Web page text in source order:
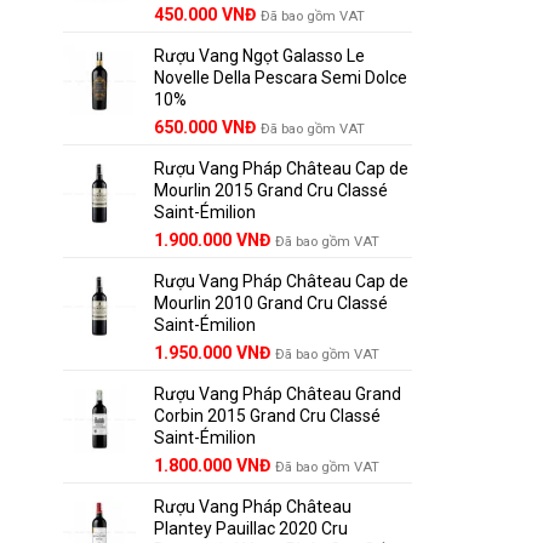
450.000 VNĐ Đã bao gồm VAT
Rượu Vang Ngọt Galasso Le
Novelle Della Pescara Semi Dolce
10%
650.000 VNĐ Đã bao gồm VAT
Rượu Vang Pháp Château Cap de
Mourlin 2015 Grand Cru Classé
Saint-Émilion
Giá
là:
2.800.000 VNĐ.
1.900.000 VNĐGiá
tại
là:
Đã bao gồm VAT
Rượu Vang Pháp Château Cap de
Mourlin 2010 Grand Cru Classé
Saint-Émilion
Giá
là:
2.950.000 VNĐ.
1.950.000 VNĐGiá
tại
là:
Đã bao gồm VAT
Rượu Vang Pháp Château Grand
Corbin 2015 Grand Cru Classé
Saint-Émilion
Giá
là:
2.500.000 VNĐ.
1.800.000 VNĐGiá
tại
là:
Đã bao gồm VAT
Rượu Vang Pháp Château
Plantey Pauillac 2020 Cru